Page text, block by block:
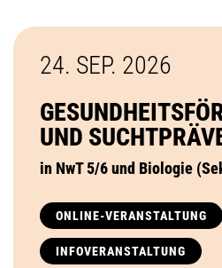
24. SEP. 2026
UND
in NwT 5/6 und Biologie
ONLINE-VERANSTALTUNG
INFOVERANSTALTUNG